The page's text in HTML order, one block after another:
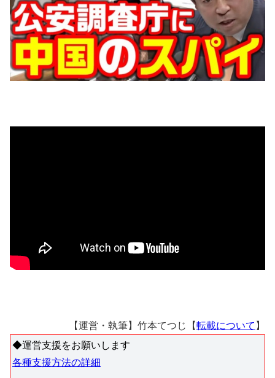
【運営・執筆】竹本てつじ【転載について 】
◆運営支援をお願いします
各種支援方法の詳細